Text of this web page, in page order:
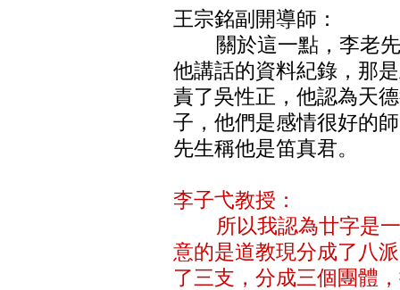
王宗銘副開導師：
關於這一點，李老先
他講話的資料紀錄，那
責了吳性正，他認為天
子，他們是感情很好的
先生稱他是笛真君。
李子弋教授：
所以我認為廿字是一
意的是道教現分成了八
了三支，分成三個團體